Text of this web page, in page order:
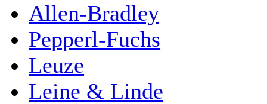
Allen-Bradley
Pepperl-Fuchs
Leuze
Leine & Linde